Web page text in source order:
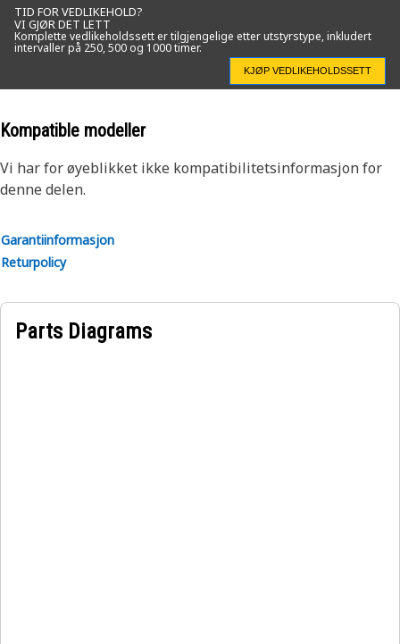
TID FOR VEDLIKEHOLD?
VI GJØR DET LETT
Komplette vedlikeholdssett er tilgjengelige etter utstyrstype, inkludert
intervaller på 250, 500 og 1000 timer.
KJØP VEDLIKEHOLDSSETT
Kompatible modeller
Vi har for øyeblikket ikke kompatibilitetsinformasjon for
denne delen.
Garantiinformasjon
Returpolicy
Parts Diagrams